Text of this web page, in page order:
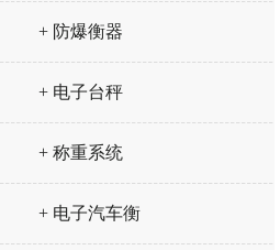
+ 防爆衡器
+ 电子台秤
+ 称重系统
+ 电子汽车衡